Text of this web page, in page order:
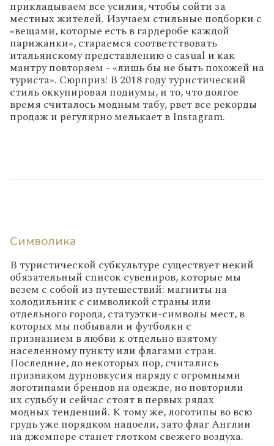
прикладываем все усилия, чтобы сойти за
местных жителей. Изучаем стильные подборки с
«вещами, которые есть в гардеробе каждой
парижанки», стараемся соответствовать
итальянскому представлению о casual и как
мантру повторяем - «лишь бы не быть похожей на
туриста». Сюрприз! В 2018 году туристический
стиль оккупировал подиумы, и то, что долгое
время считалось модным табу, рвет все рекорды
продаж и регулярно мелькает в Instagram.
Символика
В туристической субкультуре существует некий
обязательный список сувениров, которые мы
везем с собой из путешествий: магниты на
холодильник с символикой страны или
отдельного города, статуэтки-символы мест, в
которых мы побывали и футболки с
признанием в любви к отдельно взятому
населенному пункту или флагами стран.
Последние, до некоторых пор, считались
признаком дурновкусия наряду с огромными
логотипами брендов на одежде, но повторили
их судьбу и сейчас стоят в первых рядах
модных тенденций. К тому же, логотипы во всю
грудь уже порядком надоели, зато флаг Англии
на джемпере станет глотком свежего воздуха.